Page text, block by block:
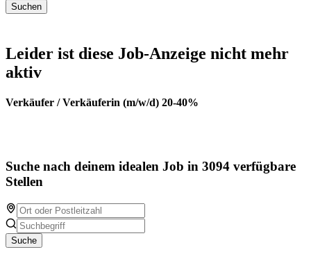
Leider ist diese Job-Anzeige nicht mehr
aktiv
Verkäufer / Verkäuferin (m/w/d) 20-40%
Suche nach deinem idealen Job in 3094 verfügbare
Stellen
Suche